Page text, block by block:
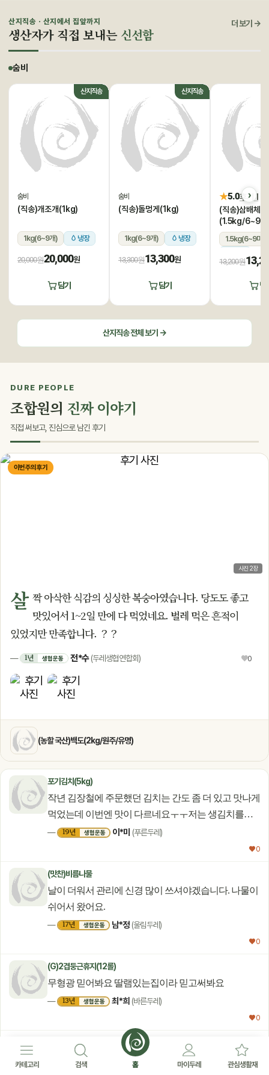
산지직송 · 산지에서 집앞까지
생산자가 직접 보내는 신선함
더 보기 →
숨비
산지직송
숨비
(직송)개조개(1kg)
1kg(6~9개) 냉장
20,000원20,000원
담기
산지직송
숨비
(직송)돌멍게(1kg)
1kg(6~9개) 냉장
13,300원13,300원
담기
★5.0후기 1
(직송)삼배체굴
(1.5kg/6~9
1.5kg(6~9미)
13,200원
담
산지직송 전체 보기 →
DURE PEOPLE
조합원의 진짜 이야기
직접 써보고, 진심으로 남긴 후기
이번 주의 후기
사진 2장
살 짝 아삭한 식감의 싱싱한 복숭아였습니다. 당도도 좋고
맛있어서 1~2일 만에 다 먹었네요. 벌레 먹은 흔적이
있었지만 만족합니다. ？？
— 1년 생협운동 전*수(두레생협연합회) ♥0
(농할 국산)백도(2kg/원주/유명)
포기김치(5kg)
작년 김장철에 주문했던 김치는 간도 좀 더 있고 맛나게
먹었는데 이번엔 맛이 다르네요ㅜㅜ저는 생김치를
좋아하는데 맹맹해서 살짝 익혔더니 그나마
같아서 찌개를 끓여도 밋밋해요.
— 19년 생협운동 이*미 (푸른두레)
♥ 0
(맛찬)비름나물
날이 더워서 관리에 신경 많이 쓰셔야겠습니다. 나물이
쉬어서 왔어요.
— 17년 생협운동 남*정 (울림두레)
♥ 0
(G)2겹둥근휴지(12롤)
무형광 믿어봐요 딸램있는집이라 믿고써봐요
— 13년 생협운동 최*희 (바른두레)
♥ 0
우리콩부침용두부(420g)
두부를 오랫동안 사 먹고 있는데 요즘 왜이렇죠?
카테고리 검색 홈 마이두레 관심생활재